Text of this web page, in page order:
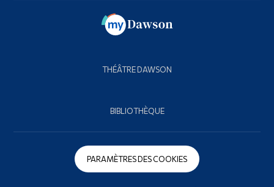
THÉÂTRE DAWSON
BIBLIOTHÈQUE
PARAMÈTRES DES COOKIES